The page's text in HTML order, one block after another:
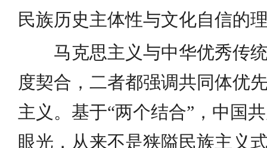
民族历史主体性与文化自信的
马克思主义与中华优秀传
度契合，二者都强调共同体优
主义。基于“两个结合”，中国
眼光，从来不是狭隘民族主义